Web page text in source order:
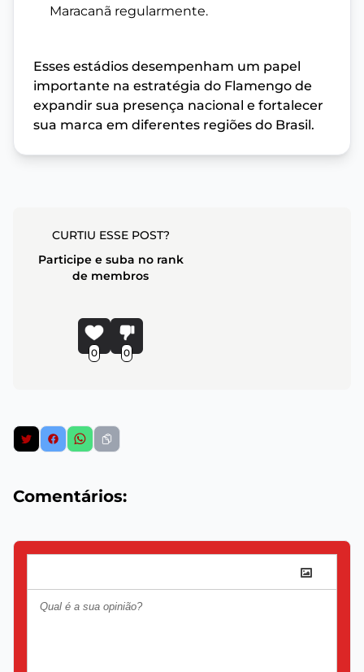
Maracanã regularmente.
Esses estádios desempenham um papel
importante na estratégia do Flamengo de
expandir sua presença nacional e fortalecer
sua marca em diferentes regiões do Brasil.
CURTIU ESSE POST?
Participe e suba no rank
de membros
0 0
Comentários: